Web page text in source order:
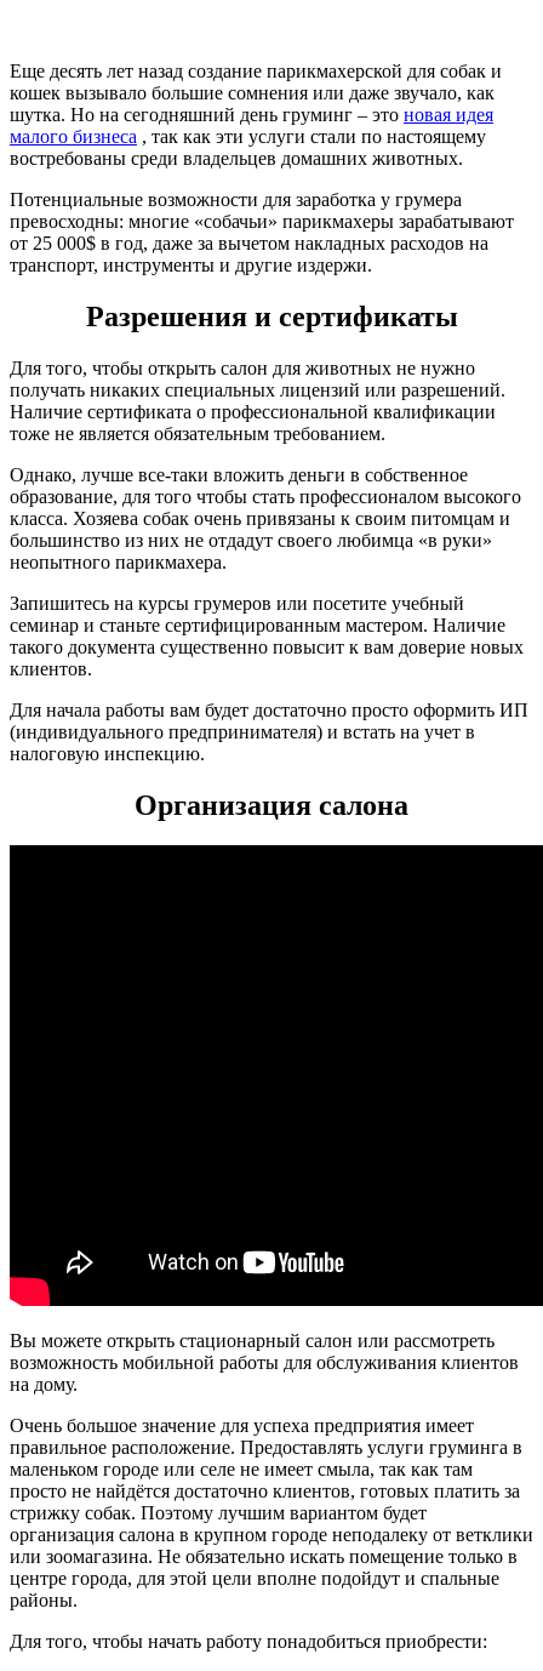
Еще десять лет назад создание парикмахерской для собак и
кошек вызывало большие сомнения или даже звучало, как
шутка. Но на сегодняшний день груминг – это новая идея
малого бизнеса , так как эти услуги стали по настоящему
востребованы среди владельцев домашних животных.
Потенциальные возможности для заработка у грумера
превосходны: многие «собачьи» парикмахеры зарабатывают
от 25 000$ в год, даже за вычетом накладных расходов на
транспорт, инструменты и другие издержи.
Разрешения и сертификаты
Для того, чтобы открыть салон для животных не нужно
получать никаких специальных лицензий или разрешений.
Наличие сертификата о профессиональной квалификации
тоже не является обязательным требованием.
Однако, лучше все-таки вложить деньги в собственное
образование, для того чтобы стать профессионалом высокого
класса. Хозяева собак очень привязаны к своим питомцам и
большинство из них не отдадут своего любимца «в руки»
неопытного парикмахера.
Запишитесь на курсы грумеров или посетите учебный
семинар и станьте сертифицированным мастером. Наличие
такого документа существенно повысит к вам доверие новых
клиентов.
Для начала работы вам будет достаточно просто оформить ИП
(индивидуального предпринимателя) и встать на учет в
налоговую инспекцию.
Организация салона
Вы можете открыть стационарный салон или рассмотреть
возможность мобильной работы для обслуживания клиентов
на дому.
Очень большое значение для успеха предприятия имеет
правильное расположение. Предоставлять услуги груминга в
маленьком городе или селе не имеет смыла, так как там
просто не найдётся достаточно клиентов, готовых платить за
стрижку собак. Поэтому лучшим вариантом будет
организация салона в крупном городе неподалеку от ветклики
или зоомагазина. Не обязательно искать помещение только в
центре города, для этой цели вполне подойдут и спальные
районы.
Для того, чтобы начать работу понадобиться приобрести: